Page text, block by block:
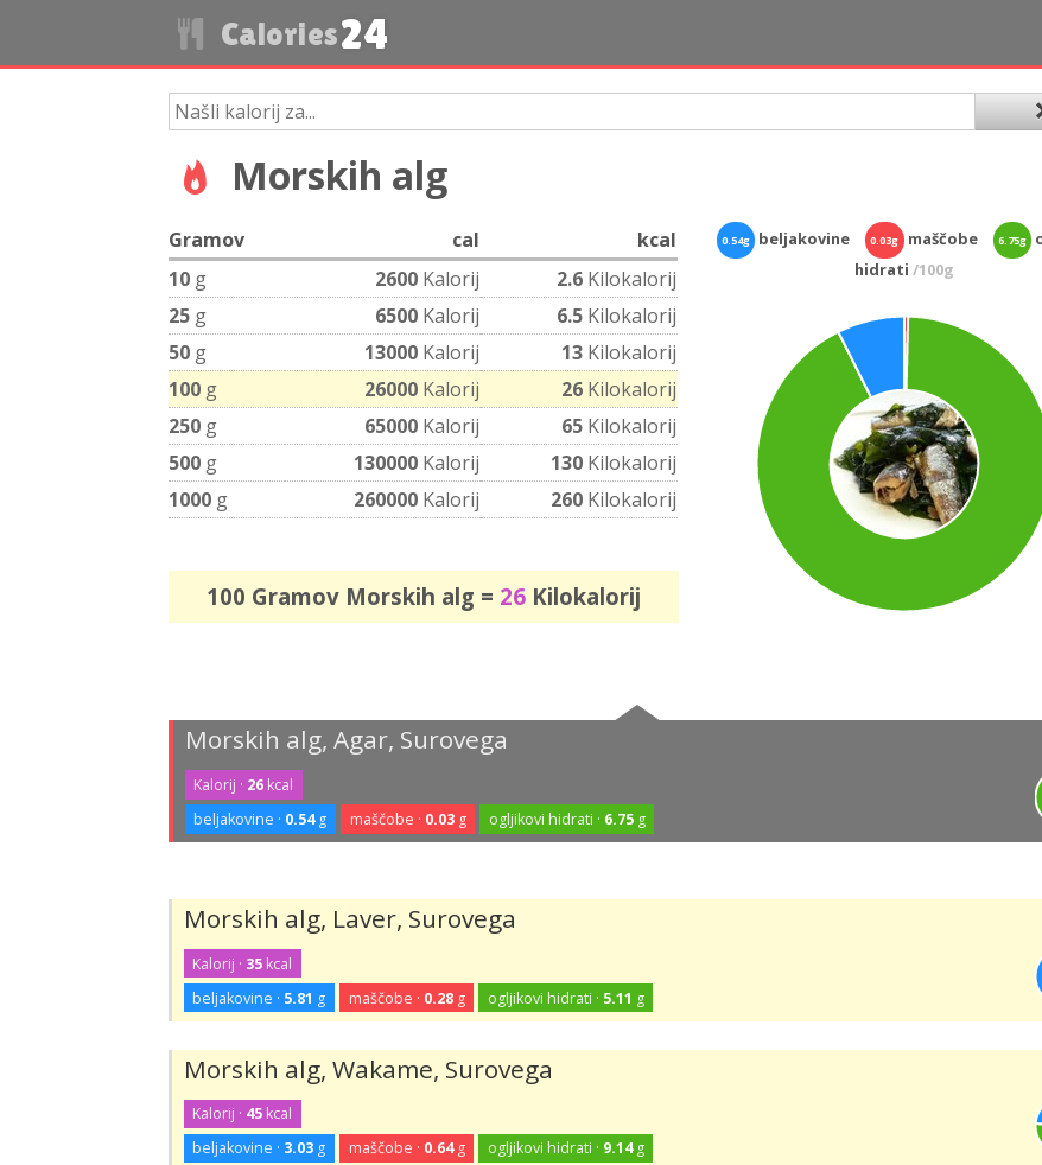
Calories24
Morskih alg
Gramov cal
kcal
10 g 2600 Kalorij 2.6 Kilokalorij
25 g 6500 Kalorij 6.5 Kilokalorij
50 g 13000 Kalorij 13 Kilokalorij
100 g 26000 Kalorij 26 Kilokalorij
250 g 65000 Kalorij 65 Kilokalorij
500 g 130000 Kalorij 130 Kilokalorij
1000 g 260000 Kalorij 260 Kilokalorij
100 Gramov Morskih alg = 26Kilokalorij
0.54g beljakovine 0.03g maščobe 6.75g
hidrati /100g
Morskih alg, Agar, Surovega
Kalorij · 26 kcal
beljakovine · 0.54g maščobe · 0.03g ogljikovi hidrati · 6.75g
Morskih alg, Laver, Surovega
Kalorij · 35 kcal
beljakovine · 5.81 g maščobe · 0.28g ogljikovi hidrati · 5.11 g
Morskih alg, Wakame, Surovega
Kalorij · 45 kcal
beljakovine · 3.03 g maščobe · 0.64g ogljikovi hidrati · 9.14g